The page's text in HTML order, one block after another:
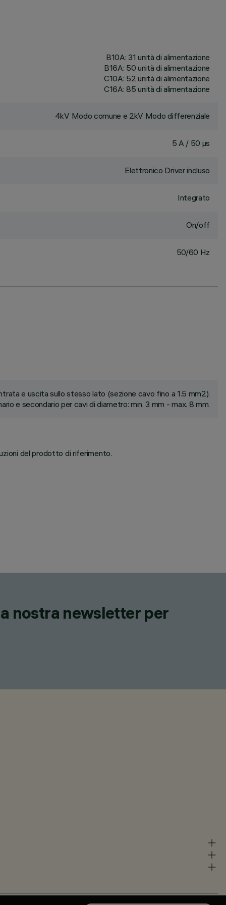
B10A: 31 unità di alimentazione
B16A: 50 unità di alimentazione
C10A: 52 unità di alimentazione
C16A: 85 unità di alimentazione
4kV Modo comune e 2kV Modo differenziale
5 A / 50 µs
Elettronico Driver incluso
Integrato
On/off
50/60 Hz
e uscita sullo stesso lato (sezione cavo fino a 1.5 mm2).
e secondario per cavi di diametro: min. 3 mm - max. 8 mm.
del prodotto di riferimento.
nostra newsletter per